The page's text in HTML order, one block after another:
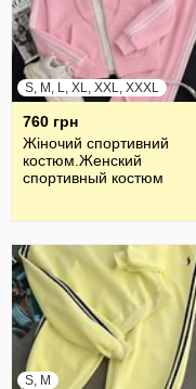
S, M, L, XL, XXL, XXXL
760 грн
Жiночий спортивний
костюм.Женский
спортивный костюм
S, M